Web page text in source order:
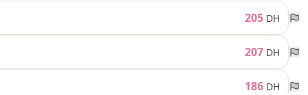
205 DH
207 DH
186 DH